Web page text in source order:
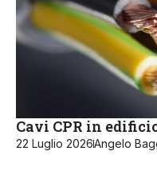
Cavi CPR in
22 Luglio 2026Angelo